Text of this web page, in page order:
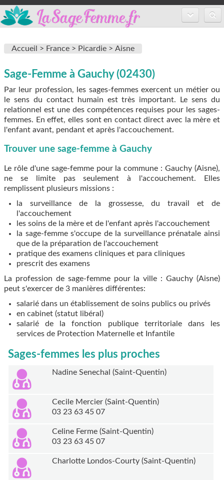
Inscription
FAQ
Accueil > France > Picardie > Aisne
Sage-Femme à Gauchy (02430)
Par leur profession, les sages-femmes exercent un métier ou
le sens du contact humain est très important. Le sens du
relationnel est une des compétences requises pour les sages-
femmes. En effet, elles sont en contact direct avec la mère et
l'enfant avant, pendant et après l'accouchement.
Trouver une sage-femme à Gauchy
Le rôle d'une sage-femme pour la commune : Gauchy (Aisne),
ne se limite pas seulement à l'accouchement. Elles
remplissent plusieurs missions :
la surveillance de la grossesse, du travail et de
l'accouchement
les soins de la mère et de l'enfant après l'accouchement
la sage-femme s'occupe de la surveillance prénatale ainsi
que de la préparation de l'accouchement
pratique des examens cliniques et para cliniques
prescrit des examens
La profession de sage-femme pour la ville : Gauchy (Aisne)
peut s'exercer de 3 manières différentes:
salarié dans un établissement de soins publics ou privés
en cabinet (statut libéral)
salarié de la fonction publique territoriale dans les
services de Protection Maternelle et Infantile
Sages-femmes les plus proches
Nadine Senechal (Saint-Quentin)
Cecile Mercier (Saint-Quentin)
03 23 63 45 07
Celine Ferme (Saint-Quentin)
03 23 63 45 07
Charlotte Londos-Courty (Saint-Quentin)